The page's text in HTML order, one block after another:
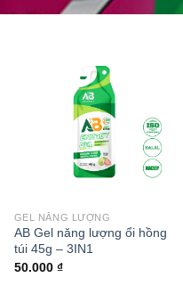
GEL NĂNG LƯỢNG
AB Gel năng lượng ổi hồng
túi 45g – 3IN1
50.000 ₫